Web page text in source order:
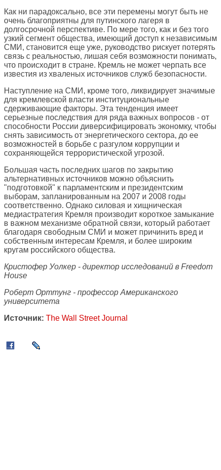
Как ни парадоксально, все эти перемены могут быть не
очень благоприятны для путинского лагеря в
долгосрочной перспективе. По мере того, как и без того
узкий сегмент общества, имеющий доступ к независимым
СМИ, становится еще уже, руководство рискует потерять
связь с реальностью, лишая себя возможности понимать,
что происходит в стране. Кремль не может черпать все
известия из хваленых источников служб безопасности.
Наступление на СМИ, кроме того, ликвидирует значимые
для кремлевской власти институциональные
сдерживающие факторы. Эта тенденция имеет
серьезные последствия для ряда важных вопросов - от
способности России диверсифицировать экономку, чтобы
снять зависимость от энергетического сектора, до ее
возможностей в борьбе с разгулом коррупции и
сохраняющейся террористической угрозой.
Большая часть последних шагов по закрытию
альтернативных источников можно объяснить
"подготовкой" к парламентским и президентским
выборам, запланированным на 2007 и 2008 годы
соответственно. Однако силовая и хищническая
медиастратегия Кремля производит короткое замыкание
в важном механизме обратной связи, который работает
благодаря свободным СМИ и может причинить вред и
собственным интересам Кремля, и более широким
кругам российского общества.
Кристофер Уолкер - директор исследований в Freedom
House
Роберт Орттунг - профессор Американского
университета
Источник: The Wall Street Journal